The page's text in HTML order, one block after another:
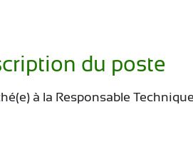
du poste
à la Responsable